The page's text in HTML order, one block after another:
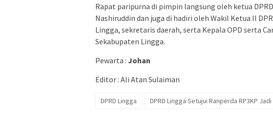
Rapat paripurna di pimpin langsung oleh ketua
Nashiruddin dan juga di hadiri oleh Wakil Ketua II
Lingga, sekretaris daerah, serta Kepala OPD serta
Sekabupaten Lingga.
Pewarta : Johan
Editor : Ali Atan Sulaiman
DPRD Lingga DPRD Lingga Setujui Ranperda RP3KP